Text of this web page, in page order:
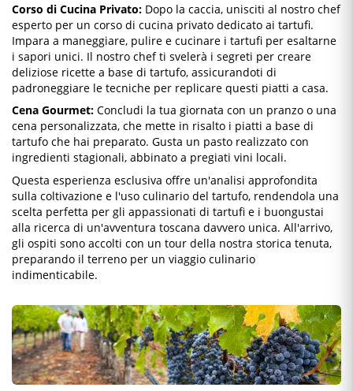
Corso di Cucina Privato: Dopo la caccia, unisciti al nostro chef
esperto per un corso di cucina privato dedicato ai tartufi.
Impara a maneggiare, pulire e cucinare i tartufi per esaltarne
i sapori unici. Il nostro chef ti svelerà i segreti per creare
deliziose ricette a base di tartufo, assicurandoti di
padroneggiare le tecniche per replicare questi piatti a casa.
Cena Gourmet: Concludi la tua giornata con un pranzo o una
cena personalizzata, che mette in risalto i piatti a base di
tartufo che hai preparato. Gusta un pasto realizzato con
ingredienti stagionali, abbinato a pregiati vini locali.
Questa esperienza esclusiva offre un'analisi approfondita
sulla coltivazione e l'uso culinario del tartufo, rendendola una
scelta perfetta per gli appassionati di tartufi e i buongustai
alla ricerca di un'avventura toscana davvero unica. All'arrivo,
gli ospiti sono accolti con un tour della nostra storica tenuta,
preparando il terreno per un viaggio culinario
indimenticabile.